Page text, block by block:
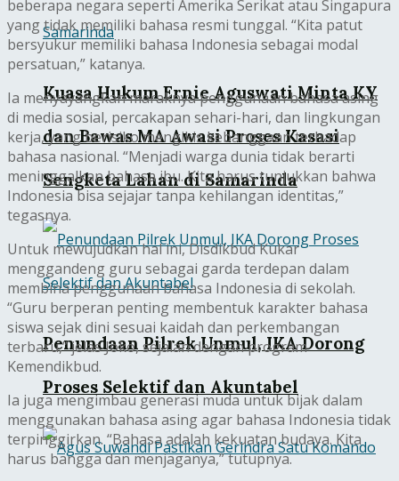
Kuasa Hukum Ernie Aguswati Minta KY
dan Bawas MA Awasi Proses Kasasi
Sengketa Lahan di Samarinda
Penundaan Pilrek Unmul, IKA Dorong
Proses Selektif dan Akuntabel
beberapa negara seperti Amerika Serikat atau Singapura
yang tidak memiliki bahasa resmi tunggal. “Kita patut
bersyukur memiliki bahasa Indonesia sebagai modal
persatuan,” katanya.
Ia menyayangkan maraknya penggunaan bahasa asing
di media sosial, percakapan sehari-hari, dan lingkungan
kerja, yang berisiko mengikis kebanggaan terhadap
bahasa nasional. “Menjadi warga dunia tidak berarti
meninggalkan bahasa ibu. Kita harus tunjukkan bahwa
Indonesia bisa sejajar tanpa kehilangan identitas,”
tegasnya.
Untuk mewujudkan hal ini, Disdikbud Kukar
menggandeng guru sebagai garda terdepan dalam
membina penggunaan bahasa Indonesia di sekolah.
“Guru berperan penting membentuk karakter bahasa
siswa sejak dini sesuai kaidah dan perkembangan
terbaru,” jelas Joko, sejalan dengan program
Kemendikbud.
Ia juga mengimbau generasi muda untuk bijak dalam
menggunakan bahasa asing agar bahasa Indonesia tidak
terpinggirkan. “Bahasa adalah kekuatan budaya. Kita
harus bangga dan menjaganya,” tutupnya.